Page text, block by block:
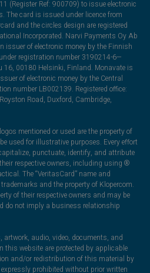
(Register Ref: 900709) to issue electronic
The card is issued under licence from
and the circles design are registered
Incorporated. Narvi Payments Oy Ab
issuer of electronic money by the Finnish
registration number 3190214-6—
16, 00180 Helsinki, Finland. Monavate is
of electronic money by the Central
number LB002139. Registered office:
Road, Duxford, Cambridge,
mentioned or used are the property of
used for illustrative purposes. Every effort
punctuate, identify, and attribute
respective owners, including using ®
The “VeritasCard” name and
and the property of Klopercom.
of their respective owners and may be
do not imply a business relationship
audio, video, documents, and
this website are protected by applicable
and/or redistribution of this material by
prohibited without prior written